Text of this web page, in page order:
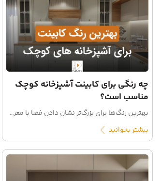
چه رنگی برای کابینت آشپزخانه کوچک
مناسب است؟
بهترین رنگ‌ها برای بزرگ‌تر نشان دادن فضا با معرفی رنگ‌های روشن، ترندهای جدید، نکات طراحی و راهنمای خرید کابینت آشپزخانه، بهترین انتخاب را برای فضای خود داشته باشید.
بیشتر بخوانید